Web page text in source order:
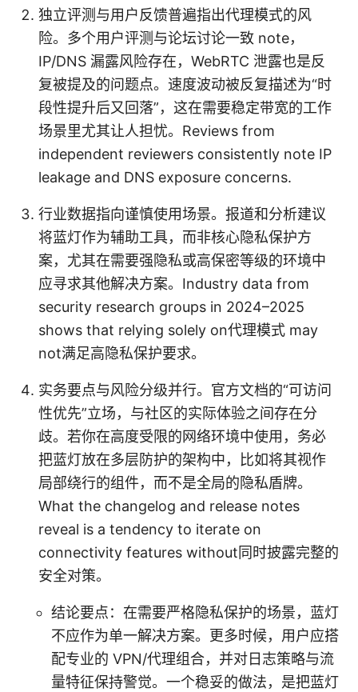
独立评测与用户反馈普遍指出代理模式的风
险。多个用户评测与论坛讨论一致 note，
IP/DNS 漏露风险存在，WebRTC 泄露也是反
复被提及的问题点。速度波动被反复描述为“时
段性提升后又回落”，这在需要稳定带宽的工作
场景里尤其让人担忧。Reviews from
independent reviewers consistently note IP
leakage and DNS exposure concerns.
行业数据指向谨慎使用场景。报道和分析建议
将蓝灯作为辅助工具，而非核心隐私保护方
案，尤其在需要强隐私或高保密等级的环境中
应寻求其他解决方案。Industry data from
security research groups in 2024–2025
shows that relying solely on代理模式 may
not满足高隐私保护要求。
实务要点与风险分级并行。官方文档的“可访问
性优先”立场，与社区的实际体验之间存在分
歧。若你在高度受限的网络环境中使用，务必
把蓝灯放在多层防护的架构中，比如将其视作
局部绕行的组件，而不是全局的隐私盾牌。
What the changelog and release notes
reveal is a tendency to iterate on
connectivity features without同时披露完整的
安全对策。
结论要点：在需要严格隐私保护的场景，蓝灯
不应作为单一解决方案。更多时候，用户应搭
配专业的 VPN/代理组合，并对日志策略与流
量特征保持警觉。一个稳妥的做法，是把蓝灯